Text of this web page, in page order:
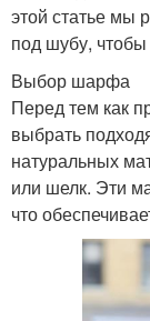
этой статье мы
под шубу,
Выбор шарфа
Перед тем как
выбрать
натуральных
или шелк. Эти
что